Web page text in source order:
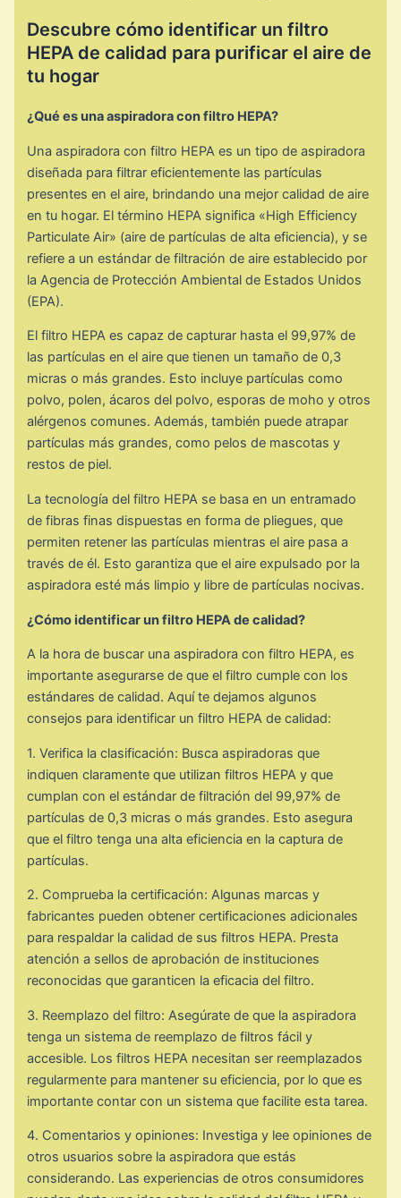
Descubre cómo identificar un filtro
HEPA de calidad para purificar el aire de
tu hogar
¿Qué es una aspiradora con filtro HEPA?
Una aspiradora con filtro HEPA es un tipo de aspiradora
diseñada para filtrar eficientemente las partículas
presentes en el aire, brindando una mejor calidad de aire
en tu hogar. El término HEPA significa «High Efficiency
Particulate Air» (aire de partículas de alta eficiencia), y se
refiere a un estándar de filtración de aire establecido por
la Agencia de Protección Ambiental de Estados Unidos
(EPA).
El filtro HEPA es capaz de capturar hasta el 99,97% de
las partículas en el aire que tienen un tamaño de 0,3
micras o más grandes. Esto incluye partículas como
polvo, polen, ácaros del polvo, esporas de moho y otros
alérgenos comunes. Además, también puede atrapar
partículas más grandes, como pelos de mascotas y
restos de piel.
La tecnología del filtro HEPA se basa en un entramado
de fibras finas dispuestas en forma de pliegues, que
permiten retener las partículas mientras el aire pasa a
través de él. Esto garantiza que el aire expulsado por la
aspiradora esté más limpio y libre de partículas nocivas.
¿Cómo identificar un filtro HEPA de calidad?
A la hora de buscar una aspiradora con filtro HEPA, es
importante asegurarse de que el filtro cumple con los
estándares de calidad. Aquí te dejamos algunos
consejos para identificar un filtro HEPA de calidad:
1. Verifica la clasificación: Busca aspiradoras que
indiquen claramente que utilizan filtros HEPA y que
cumplan con el estándar de filtración del 99,97% de
partículas de 0,3 micras o más grandes. Esto asegura
que el filtro tenga una alta eficiencia en la captura de
partículas.
2. Comprueba la certificación: Algunas marcas y
fabricantes pueden obtener certificaciones adicionales
para respaldar la calidad de sus filtros HEPA. Presta
atención a sellos de aprobación de instituciones
reconocidas que garanticen la eficacia del filtro.
3. Reemplazo del filtro: Asegúrate de que la aspiradora
tenga un sistema de reemplazo de filtros fácil y
accesible. Los filtros HEPA necesitan ser reemplazados
regularmente para mantener su eficiencia, por lo que es
importante contar con un sistema que facilite esta tarea.
4. Comentarios y opiniones: Investiga y lee opiniones de
otros usuarios sobre la aspiradora que estás
considerando. Las experiencias de otros consumidores